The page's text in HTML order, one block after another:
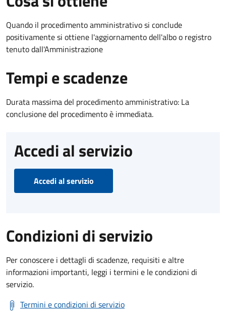
Quando il procedimento amministrativo si conclude
positivamente si ottiene l'aggiornamento dell'albo o registro
tenuto dall'Amministrazione
Tempi e scadenze
Durata massima del procedimento amministrativo: La
conclusione del procedimento è immediata.
Accedi al servizio
Accedi al servizio
Condizioni di servizio
Per conoscere i dettagli di scadenze, requisiti e altre
informazioni importanti, leggi i termini e le condizioni di
servizio.
Termini e condizioni di servizio